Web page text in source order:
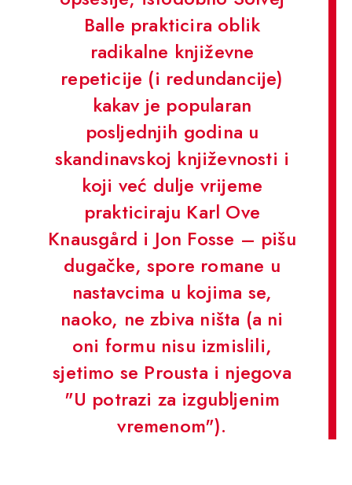
Balle prakticira oblik
radikalne književne
repeticije (i redundancije)
kakav je popularan
posljednjih godina u
skandinavskoj književnosti i
koji već dulje vrijeme
prakticiraju Karl Ove
Knausgård i Jon Fosse – pišu
dugačke, spore romane u
nastavcima u kojima se,
naoko, ne zbiva ništa (a ni
oni formu nisu izmislili,
sjetimo se Prousta i njegova
"U potrazi za izgubljenim
vremenom").